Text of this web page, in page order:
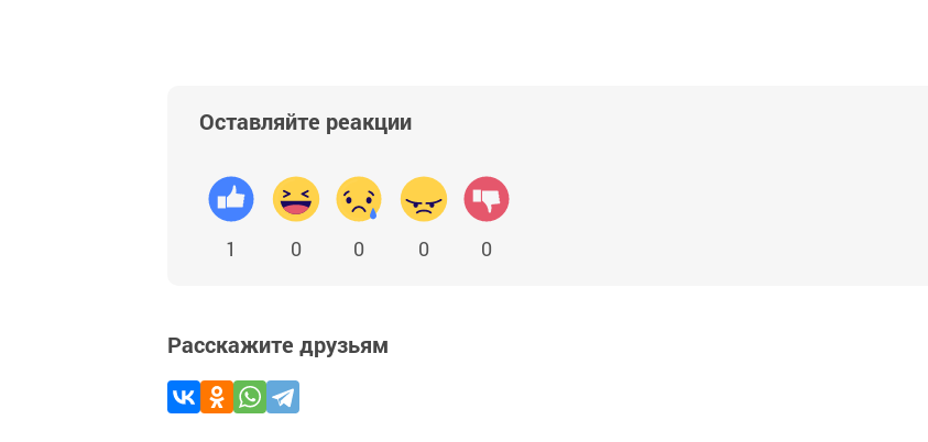
Оставляйте реакции
1 0 0 0 0
Расскажите друзьям